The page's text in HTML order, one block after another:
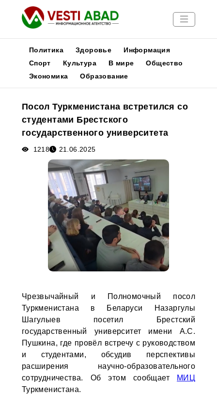
Новости
Медиа
Афиша
Политика Здоровье
Информация
Спорт
Культура В мире
Общество
Экономика
Образование
Посол Туркменистана встретился со
студентами Брестского
государственного университета
1218 21.06.2025
Чрезвычайный и Полномочный посол
Туркменистана в Беларуси Назаргулы
Шагулыев посетил Брестский
государственный университет имени А.С.
Пушкина, где провёл встречу с руководством
и студентами, обсудив перспективы
расширения научно-образовательного
сотрудничества. Об этом сообщает
МИЦ
Туркменистана.